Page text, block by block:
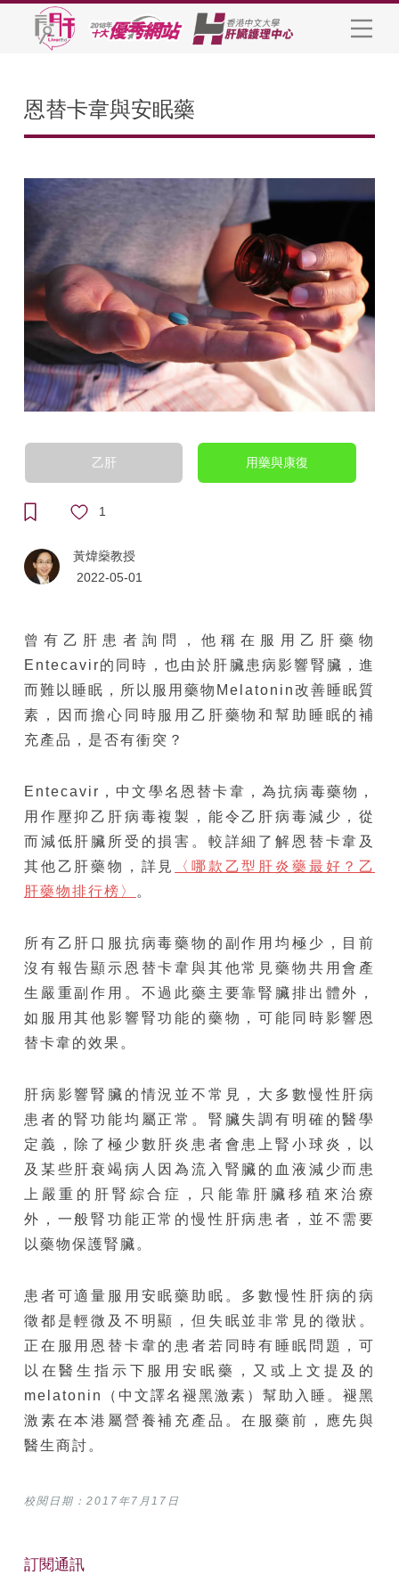
恩替卡韋與安眠藥
乙肝 用藥與康復
1
黃煒燊教授
2022-05-01
曾有乙肝患者詢問，他稱在服用乙肝藥物
Entecavir的同時，也由於肝臟患病影響腎臟，進
而難以睡眠，所以服用藥物Melatonin改善睡眠質
素，因而擔心同時服用乙肝藥物和幫助睡眠的補
充產品，是否有衝突？
Entecavir，中文學名恩替卡韋，為抗病毒藥物，
用作壓抑乙肝病毒複製，能令乙肝病毒減少，從
而減低肝臟所受的損害。較詳細了解恩替卡韋及
其他乙肝藥物，詳見
〈哪款乙型肝炎藥最好？乙
肝藥物排行榜〉
。
所有乙肝口服抗病毒藥物的副作用均極少，目前
沒有報告顯示恩替卡韋與其他常見藥物共用會產
生嚴重副作用。不過此藥主要靠腎臟排出體外，
如服用其他影響腎功能的藥物，可能同時影響恩
替卡韋的效果。
肝病影響腎臟的情況並不常見，大多數慢性肝病
患者的腎功能均屬正常。腎臟失調有明確的醫學
定義，除了極少數肝炎患者會患上腎小球炎，以
及某些肝衰竭病人因為流入腎臟的血液減少而患
上嚴重的肝腎綜合症，只能靠肝臟移稙來治療
外，一般腎功能正常的慢性肝病患者，並不需要
以藥物保護腎臟。
患者可適量服用安眠藥助眠。多數慢性肝病的病
徵都是輕微及不明顯，但失眠並非常見的徵狀。
正在服用恩替卡韋的患者若同時有睡眠問題，可
以在醫生指示下服用安眠藥，又或上文提及的
melatonin（中文譯名褪黑激素）幫助入睡。褪黑
激素在本港屬營養補充產品。在服藥前，應先與
醫生商討。
校閱日期：2017年7月17日
訂閱通訊